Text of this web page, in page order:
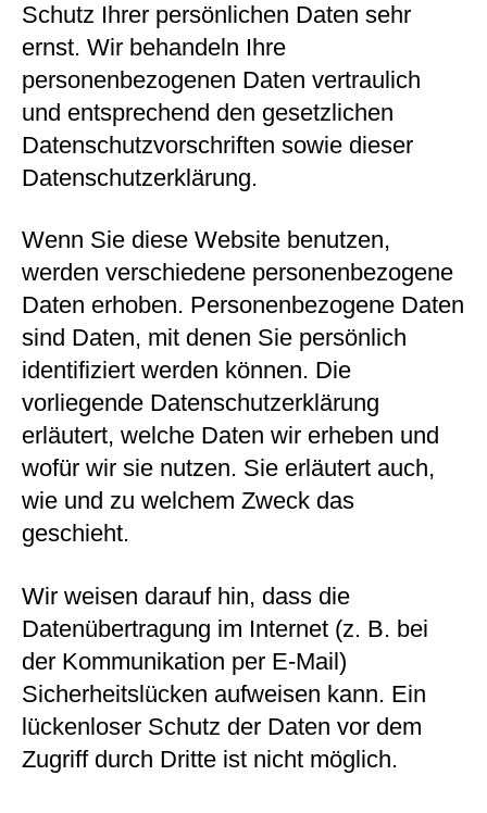
Schutz Ihrer persönlichen Daten sehr
ernst. Wir behandeln Ihre
personenbezogenen Daten vertraulich
und entsprechend den gesetzlichen
Datenschutzvorschriften sowie dieser
Datenschutzerklärung.
Wenn Sie diese Website benutzen,
werden verschiedene personenbezogene
Daten erhoben. Personenbezogene Daten
sind Daten, mit denen Sie persönlich
identifiziert werden können. Die
vorliegende Datenschutzerklärung
erläutert, welche Daten wir erheben und
wofür wir sie nutzen. Sie erläutert auch,
wie und zu welchem Zweck das
geschieht.
Wir weisen darauf hin, dass die
Datenübertragung im Internet (z. B. bei
der Kommunikation per E-Mail)
Sicherheitslücken aufweisen kann. Ein
lückenloser Schutz der Daten vor dem
Zugriff durch Dritte ist nicht möglich.